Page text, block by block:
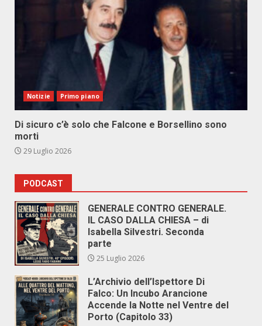
Notizie Primo piano
Di sicuro c’è solo che Falcone e Borsellino sono
morti
29 Luglio 2026
PODCAST
GENERALE CONTRO GENERALE.
IL CASO DALLA CHIESA – di
Isabella Silvestri. Seconda
parte
25 Luglio 2026
L’Archivio dell’Ispettore Di
Falco: Un Incubo Arancione
Accende la Notte nel Ventre del
Porto (Capitolo 33)